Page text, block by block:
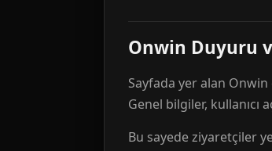
Onwin Duyuru
Sayfada yer alan
Genel bilgiler, kullanıcı
Bu sayede ziyaretçiler